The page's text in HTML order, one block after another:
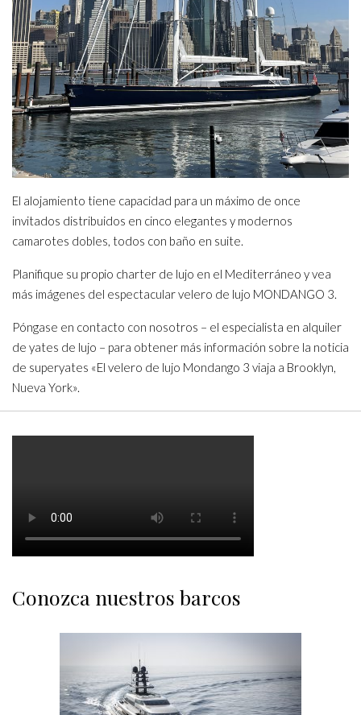
El alojamiento tiene capacidad para un máximo de once
invitados distribuidos en cinco elegantes y modernos
camarotes dobles, todos con baño en suite.
Planifique su propio charter de lujo en el Mediterráneo y vea
más imágenes del espectacular velero de lujo MONDANGO 3.
Póngase en contacto con nosotros – el especialista en alquiler
de yates de lujo – para obtener más información sobre la noticia
de superyates «El velero de lujo Mondango 3 viaja a Brooklyn,
Nueva York».
Conozca nuestros barcos